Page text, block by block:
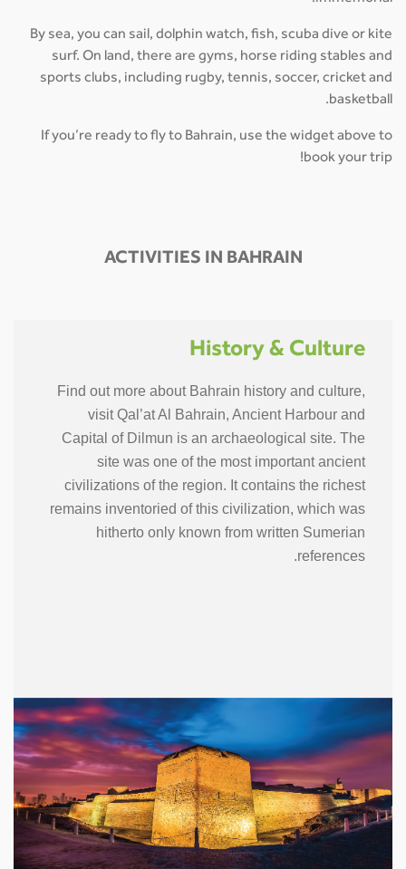
By sea, you can sail, dolphin watch, fish, scuba dive or kite
surf. On land, there are gyms, horse riding stables and
sports clubs, including rugby, tennis, soccer, cricket and
basketball.
If you’re ready to fly to Bahrain, use the widget above to
book your trip!
ACTIVITIES IN BAHRAIN
History & Culture
Find out more about Bahrain history and culture,
visit Qal’at Al Bahrain, Ancient Harbour and
Capital of Dilmun is an archaeological site. The
site was one of the most important ancient
civilizations of the region. It contains the richest
remains inventoried of this civilization, which was
hitherto only known from written Sumerian
references.